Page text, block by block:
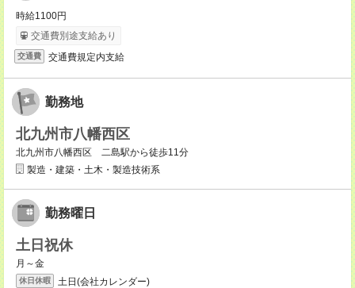
時給1100円
交通費別途支給あり
交通費 交通費規定内支給
勤務地
北九州市八幡西区
北九州市八幡西区 二島駅から徒歩11分
製造・建築・土木・製造技術系
勤務曜日
土日祝休
月～金
休日休暇 土日(会社カレンダー)